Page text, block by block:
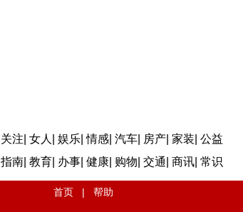
关注 女人 娱乐 |情感 汽车 房产 家装 公益
指南 教育 办事 健康 购物 交通 商讯 常识
首页 | 帮助